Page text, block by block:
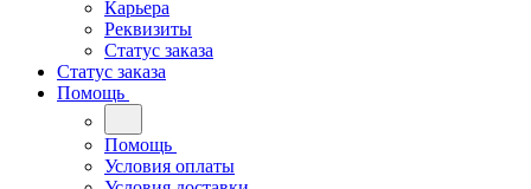
Карьера
Реквизиты
Статус заказа
Статус заказа
Помощь
Помощь
Условия оплаты